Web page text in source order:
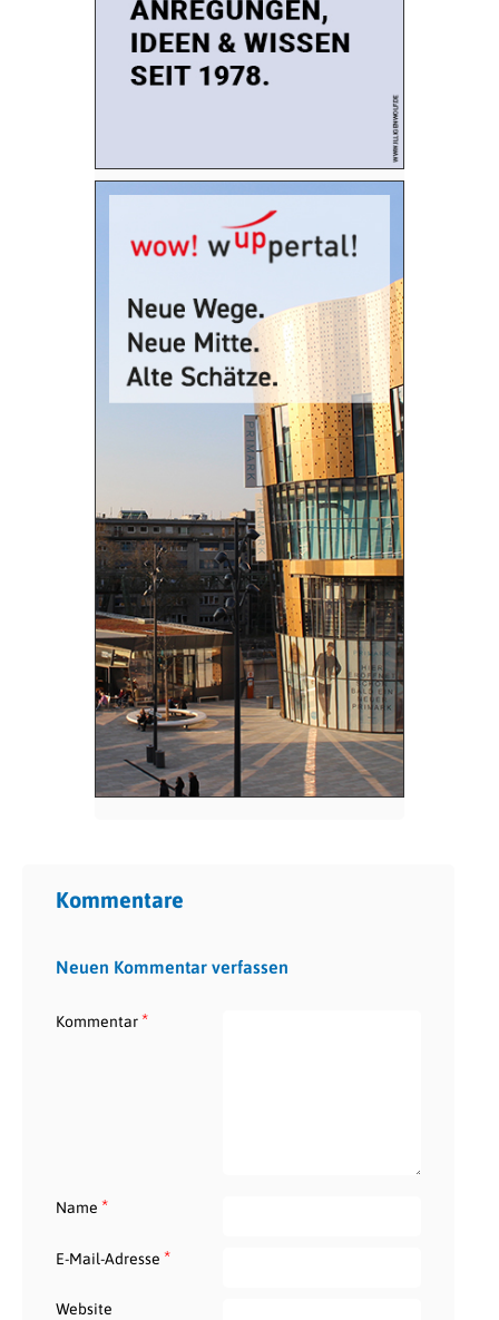
Kommentare
Neuen Kommentar verfassen
Kommentar*
Name *
E-Mail-Adresse *
Website